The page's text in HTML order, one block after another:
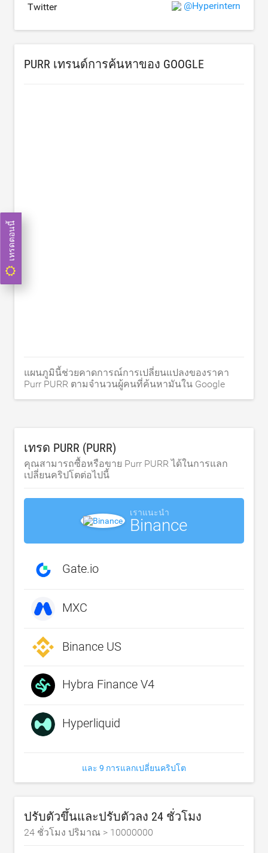
Twitter @Hyperintern
PURR เทรนด์การค้นหาของ GOOGLE
แผนภูมินี้ช่วยคาดการณ์การเปลี่ยนแปลงของราคา
Purr PURR ตามจำนวนผู้คนที่ค้นหามันใน Google
เทรด PURR (PURR)
คุณสามารถซื้อหรือขาย Purr PURR ได้ในการแลก
เปลี่ยนคริปโตต่อไปนี้
เราแนะนำ
Binance
Gate.io
MXC
Binance US
Hybra Finance V4
Hyperliquid
และ 9 การแลกเปลี่ยนคริปโต
ปรับตัวขึ้นและปรับตัวลง 24 ชั่วโมง
24 ชั่วโมง ปริมาณ > 10000000
เทรดตอนนี้